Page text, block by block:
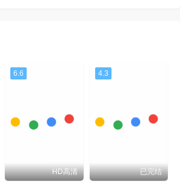
6.6
HD高清
4.3
已完结